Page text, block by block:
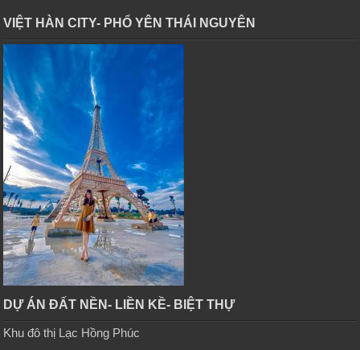
VIỆT HÀN CITY- PHỔ YÊN THÁI NGUYÊN
DỰ ÁN ĐẤT NỀN- LIỀN KỀ- BIỆT THỰ
Khu đô thị Lạc Hồng Phúc